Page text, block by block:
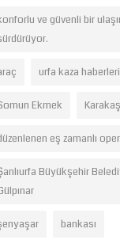
ve güvenli bir
urfa kaza haberleri
Ekmek Karakaş
eş zamanlı
Büyükşehir
bankası